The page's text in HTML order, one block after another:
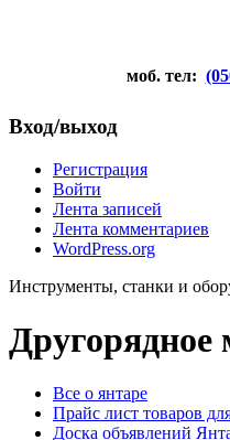
моб. тел:
Вход/выход
Регистрация
Войти
Лента записей
Лента комментариев
WordPress.org
Инструменты, станки и
Другорядное
Все о янтаре
Прайс лист товаров
Доска объявлений